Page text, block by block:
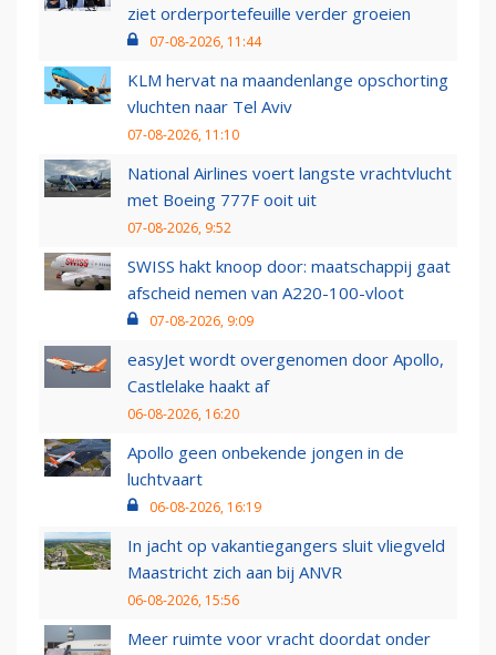
ziet orderportefeuille verder groeien
07-08-2026, 11:44
KLM hervat na maandenlange opschorting
vluchten naar Tel Aviv
07-08-2026, 11:10
National Airlines voert langste vrachtvlucht
met Boeing 777F ooit uit
07-08-2026, 9:52
SWISS hakt knoop door: maatschappij gaat
afscheid nemen van A220-100-vloot
07-08-2026, 9:09
easyJet wordt overgenomen door Apollo,
Castlelake haakt af
06-08-2026, 16:20
Apollo geen onbekende jongen in de
luchtvaart
06-08-2026, 16:19
In jacht op vakantiegangers sluit vliegveld
Maastricht zich aan bij ANVR
06-08-2026, 15:56
Meer ruimte voor vracht doordat onder